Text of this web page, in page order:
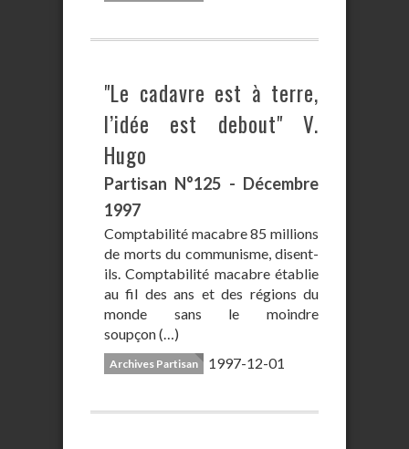
"Le cadavre est à terre,
l’idée est debout" V.
Hugo
Partisan N°125 - Décembre
1997
Comptabilité macabre 85 millions
de morts du communisme, disent-
ils. Comptabilité macabre établie
au fil des ans et des régions du
monde sans le moindre
soupçon (…)
Archives Partisan 1997-12-01